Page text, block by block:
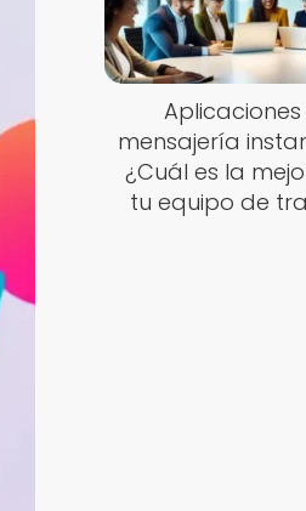
mensajería
¿Cuál es la
tu equipo de